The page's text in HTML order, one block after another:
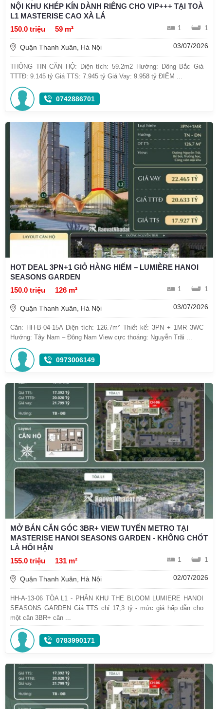
NỘI KHU KHÉP KÍN DÀNH RIÊNG CHO VIP+++ TẠI TOÀ
L1 MASTERISE CAO XÀ LÁ
150.0 triệu
59 m² 1 1
Quận Thanh Xuân, Hà Nội 03/07/2026
THÔNG TIN CĂN HỘ: Diện tích: 59.2m2 Hướng: Đông Bắc Giá
TTTĐ: 9.145 tỷ Giá TTS: 7.945 tỷ Giá Vay: 9.958 tỷ ĐIỂM ...
0742886701
HOT DEAL 3PN+1 GIỎ HÀNG HIẾM – LUMIÈRE HANOI
SEASONS GARDEN
150.0 triệu
126 m² 1 1
Quận Thanh Xuân, Hà Nội 03/07/2026
Căn: HH-B-04-15A Diện tích: 126.7m² Thiết kế: 3PN + 1MR 3WC
Hướng: Tây Nam – Đông Nam View cực thoáng: Nguyễn Trãi ...
0973006149
MỞ BÁN CĂN GÓC 3BR+ VIEW TUYẾN METRO TẠI
MASTERISE HANOI SEASONS GARDEN - KHÔNG CHỐT
LÀ HỐI HẬN
155.0 triệu
131 m² 1 1
Quận Thanh Xuân, Hà Nội 02/07/2026
HH-A-13-06 TÒA L1 - PHÂN KHU THE BLOOM LUMIERE HANOI
SEASONS GARDEN Giá TTS chỉ 17,3 tỷ - mức giá hấp dẫn cho
một căn 3BR+ căn ...
0783990171